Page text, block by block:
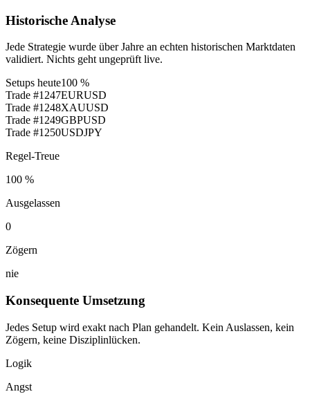
Historische Analyse
Jede Strategie wurde über Jahre an echten historischen Marktdaten
validiert. Nichts geht ungeprüft live.
Setups heute100 %
Trade #1247EURUSD
Trade #1248XAUUSD
Trade #1249GBPUSD
Trade #1250USDJPY
Regel-Treue
100 %
Ausgelassen
0
Zögern
nie
Konsequente Umsetzung
Jedes Setup wird exakt nach Plan gehandelt. Kein Auslassen, kein
Zögern, keine Disziplinlücken.
Logik
Angst